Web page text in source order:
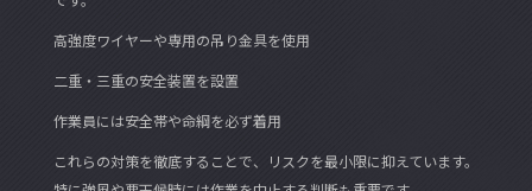
高強度ワイヤーや専用の吊り金具を使用
二重・三重の安全装置を設置
作業員には安全帯や命綱を必ず着用
これらの対策を徹底することで、リスクを最小限に抑えています。